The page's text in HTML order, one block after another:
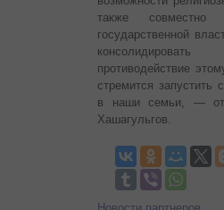
также совместно
государственной
противодействие
стремится запустить
в наши семьи, —
Хашагульгов.